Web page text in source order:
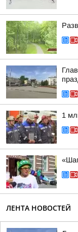
1
ЛЕНТА НОВОСТЕЙ